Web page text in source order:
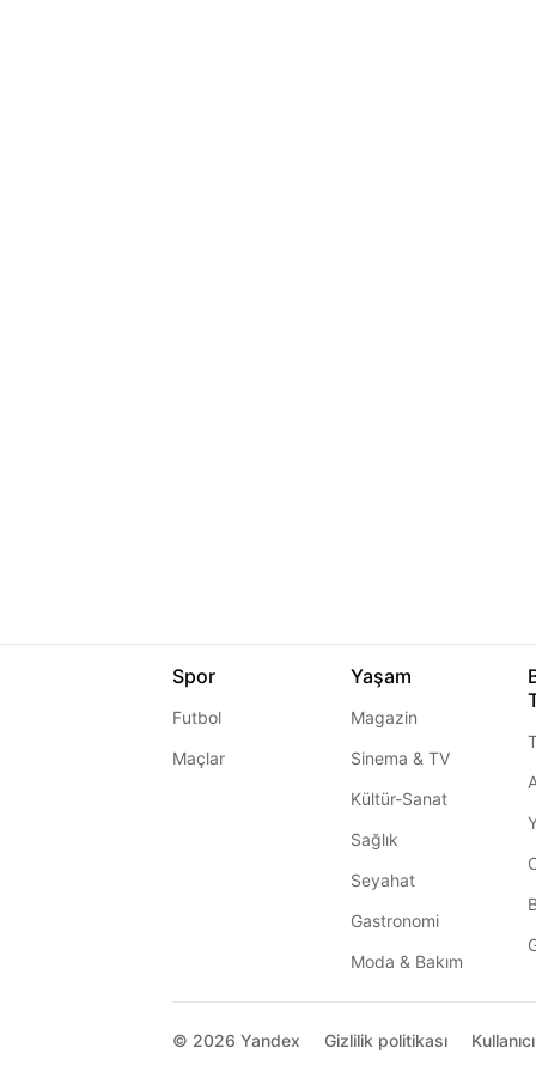
Spor
Futbol
Maçlar
Yaşam
Magazin
Sinema & TV
Kültür-Sanat
Sağlık
Seyahat
Gastronomi
Moda & Bakım
© 2026 Yandex Gizlilik politikası